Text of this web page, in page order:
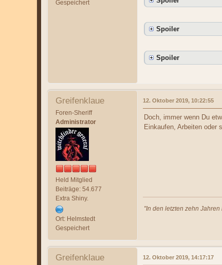
Gespeichert
Spoiler
Spoiler
Greifenklaue
Foren-Sheriff
Administrator
Held Mitglied
Beiträge: 54.677
Extra Shiny.
Ort: Helmstedt
Gespeichert
12. Oktober 2019, 10:22:55
Doch, immer wenn Du
Einkaufen, Arbeiten oder
"In den letzten zehn
Greifenklaue 12. Oktober 2019, 14:17:17